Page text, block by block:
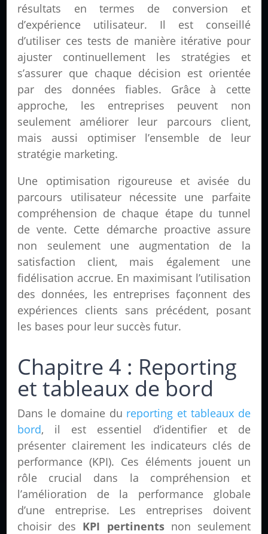
résultats en termes de conversion et
d’expérience utilisateur. Il est conseillé
d’utiliser ces tests de manière itérative pour
ajuster continuellement les stratégies et
s’assurer que chaque décision est orientée
par des données fiables. Grâce à cette
approche, les entreprises peuvent non
seulement améliorer leur parcours client,
mais aussi optimiser l’ensemble de leur
stratégie marketing.
Une optimisation rigoureuse et avisée du
parcours utilisateur nécessite une parfaite
compréhension de chaque étape du tunnel
de vente. Cette démarche proactive assure
non seulement une augmentation de la
satisfaction client, mais également une
fidélisation accrue. En maximisant l’utilisation
des données, les entreprises façonnent des
expériences clients sans précédent, posant
les bases pour leur succès futur.
Chapitre 4 : Reporting
et tableaux de bord
Dans le domaine du reporting et tableaux de
bord, il est essentiel d’identifier et de
présenter clairement les indicateurs clés de
performance (KPI). Ces éléments jouent un
rôle crucial dans la compréhension et
l’amélioration de la performance globale
d’une entreprise. Les entreprises doivent
choisir des KPI pertinentsnon seulement